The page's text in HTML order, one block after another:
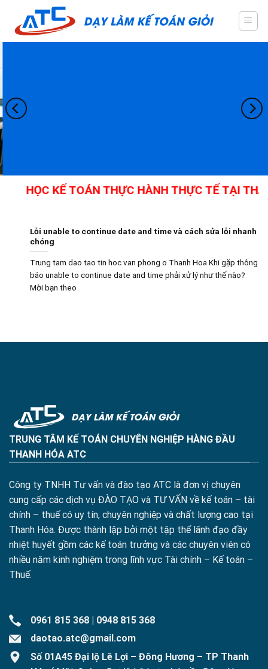
content
HỌC KẾ TOÁN THỰC HÀNH THỰC TẾ TẠI
Lỗi unable to continue date and time và cách sửa lỗi nhanh
chóng
Trung tam dao tao tin hoc van phong o Thanh Hoa Khi gặp thông
báo unable to continue date and time phải xử lý như thế nào?
Mời bạn theo
TRUNG TÂM KẾ TOÁN CHUYÊN NGHIỆP HÀNG ĐẦU
THANH HÓA ATC
Công ty TNHH Tư vấn và đào tạo ATC là đơn vị chuyên
cung cấp các dịch vụ ĐÀO TẠO và TƯ VẤN về kế toán – tài
chính – thuế có uy tín, chuyên nghiệp và chất lượng cao tại
Thanh Hóa. Được thành lập bởi một tập thể lãnh đạo đầy
nhiệt huyết gồm các kế toán trưởng và các chuyên viên có
nhiều năm kinh nghiệm trong lĩnh vực Tài chính – Kế toán –
Thuế.
0961 815 368
0948 815 368
daotao.atc@gmail.com
Số 01A45 Đại lộ Lê Lợi – Đông Hương – TP Thanh